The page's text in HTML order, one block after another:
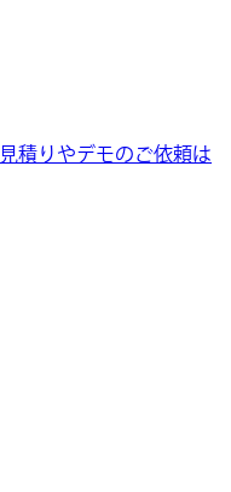
積りやデモのご依頼は